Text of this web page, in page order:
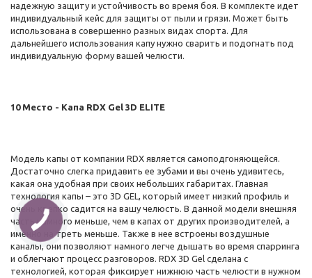
надежную защиту и устойчивость во время боя. В комплекте идет
индивидуальный кейс для защиты от пыли и грязи. Может быть
использована в совершенно разных видах спорта. Для
дальнейшего использования капу нужно сварить и подогнать под
индивидуальную форму вашей челюсти.
10 Место - Капа RDX Gel 3D ELITE
Модель капы от компании RDX является самоподгоняющейся.
Достаточно слегка придавить ее зубами и вы очень удивитесь,
какая она удобная при своих небольших габаритах. Главная
технология капы – это 3D GEL, который имеет низкий профиль и
очень крепко садится на вашу челюсть. В данной модели внешняя
часть намного меньше, чем в капах от других производителей, а
именно на треть меньше. Также в нее встроены воздушные
каналы, они позволяют намного легче дышать во время спарринга
и облегчают процесс разговоров. RDX 3D Gel сделана с
технологией, которая фиксирует нижнюю часть челюсти в нужном